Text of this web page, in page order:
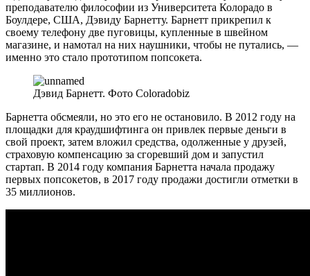
преподавателю философии из Университета Колорадо в
Боулдере, США, Дэвиду Барнетту. Барнетт прикрепил к
своему телефону две пуговицы, купленные в швейном
магазине, и намотал на них наушники, чтобы не путались, —
именно это стало прототипом попсокета.
Дэвид Барнетт. Фото Coloradobiz
Барнетта обсмеяли, но это его не остановило. В 2012 году на
площадки для краудшифтинга он привлек первые деньги в
свой проект, затем вложил средства, одолженные у друзей,
страховую компенсацию за сгоревший дом и запустил
стартап. В 2014 году компания Барнетта начала продажу
первых попсокетов, в 2017 году продажи достигли отметки в
35 миллионов.